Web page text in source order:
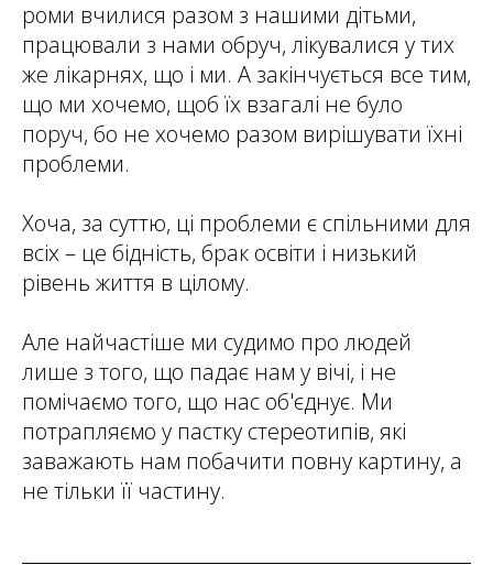
роми вчилися разом з нашими дітьми,
працювали з нами обруч, лікувалися у тих
же лікарнях, що і ми. А закінчується все тим,
що ми хочемо, щоб їх взагалі не було
поруч, бо не хочемо разом вирішувати їхні
проблеми.
Хоча, за суттю, ці проблеми є спільними для
всіх – це бідність, брак освіти і низький
рівень життя в цілому.
Але найчастіше ми судимо про людей
лише з того, що падає нам у вічі, і не
помічаємо того, що нас об'єднує. Ми
потрапляємо у пастку стереотипів, які
заважають нам побачити повну картину, а
не тільки її частину.